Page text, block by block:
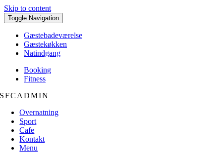
Skip to content
Toggle Navigation
Gæstebadeværelse
Gæstekøkken
Natindgang
Booking
Fitness
SFCADMIN
Overnatning
Sport
Cafe
Kontakt
Menu